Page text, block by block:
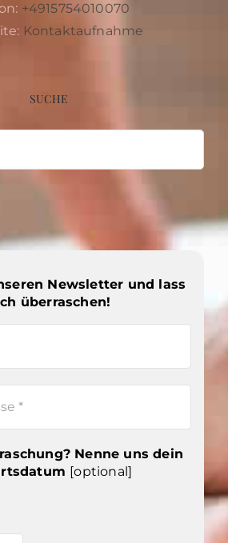
+4915754010070
Kontaktaufnahme
SUCHE
Newsletter und lass
überraschen!
Nenne uns dein
[optional]